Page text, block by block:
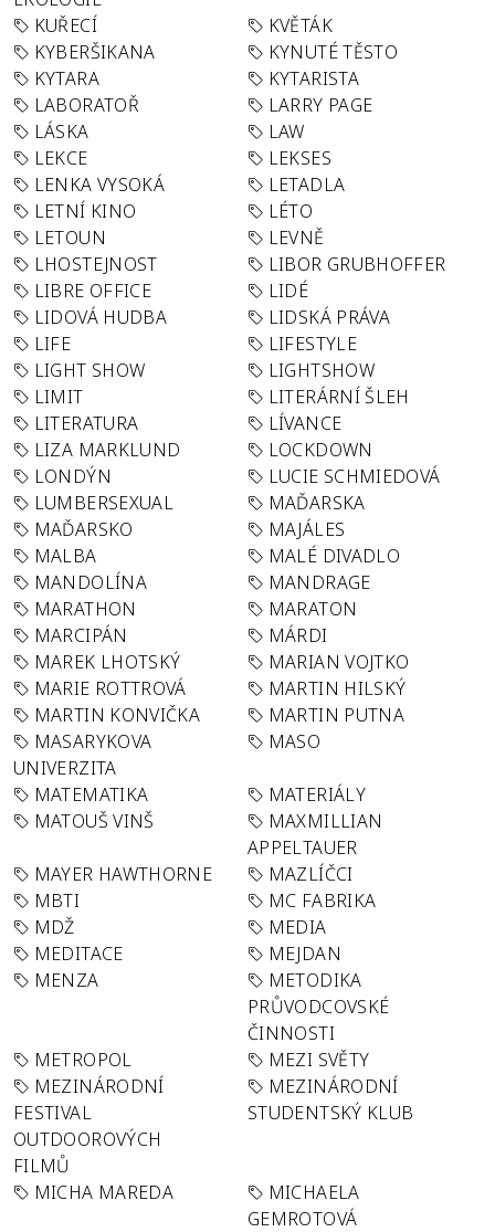
KUŘECÍ
KVĚTÁK
KYBERŠIKANA
KYNUTÉ TĚSTO
KYTARA
KYTARISTA
LABORATOŘ
LARRY PAGE
LÁSKA
LAW
LEKCE
LEKSES
LENKA VYSOKÁ
LETADLA
LETNÍ KINO
LÉTO
LETOUN
LEVNĚ
LHOSTEJNOST
LIBOR GRUBHOFFER
LIBRE OFFICE
LIDÉ
LIDOVÁ HUDBA
LIDSKÁ PRÁVA
LIFE
LIFESTYLE
LIGHT SHOW
LIGHTSHOW
LIMIT
LITERÁRNÍ ŠLEH
LITERATURA
LÍVANCE
LIZA MARKLUND
LOCKDOWN
LONDÝN
LUCIE SCHMIEDOVÁ
LUMBERSEXUAL
MAĎARSKA
MAĎARSKO
MAJÁLES
MALBA
MALÉ DIVADLO
MANDOLÍNA
MANDRAGE
MARATHON
MARATON
MARCIPÁN
MÁRDI
MAREK LHOTSKÝ
MARIAN VOJTKO
MARIE ROTTROVÁ
MARTIN HILSKÝ
MARTIN KONVIČKA
MARTIN PUTNA
MASARYKOVA
UNIVERZITA
MASO
MATEMATIKA
MATERIÁLY
MATOUŠ VINŠ
MAXMILLIAN
APPELTAUER
MAYER HAWTHORNE
MAZLÍČCI
MBTI
MC FABRIKA
MDŽ
MEDIA
MEDITACE
MEJDAN
MENZA
METODIKA
PRŮVODCOVSKÉ
ČINNOSTI
METROPOL
MEZI SVĚTY
MEZINÁRODNÍ
FESTIVAL
OUTDOOROVÝCH
FILMŮ
MEZINÁRODNÍ
STUDENTSKÝ KLUB
MICHA MAREDA
MICHAELA
GEMROTOVÁ